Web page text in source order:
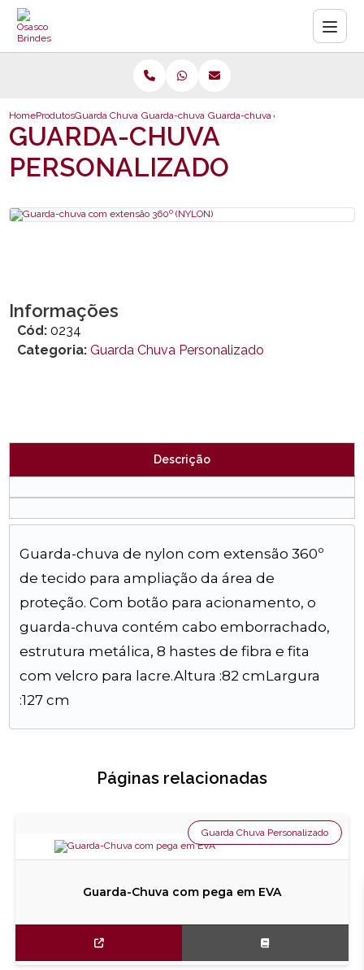
HomeProdutosGuarda Chuva PersonalizadoGuarda-chuva personalizadoGuarda-chuva com extensão 360º
GUARDA-CHUVA
PERSONALIZADO
Informações
Cód: 0234
Categoria: Guarda Chuva Personalizado
Descrição
Guarda-chuva de nylon com extensão 360º
de tecido para ampliação da área de
proteção. Com botão para acionamento, o
guarda-chuva contém cabo emborrachado,
estrutura metálica, 8 hastes de fibra e fita
com velcro para lacre.Altura :82 cmLargura
:127 cm
Páginas relacionadas
Guarda-Chuva com pega em EVA
Guarda Chuva Personalizado